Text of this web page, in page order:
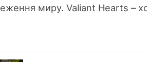
миру. Valiant Hearts –